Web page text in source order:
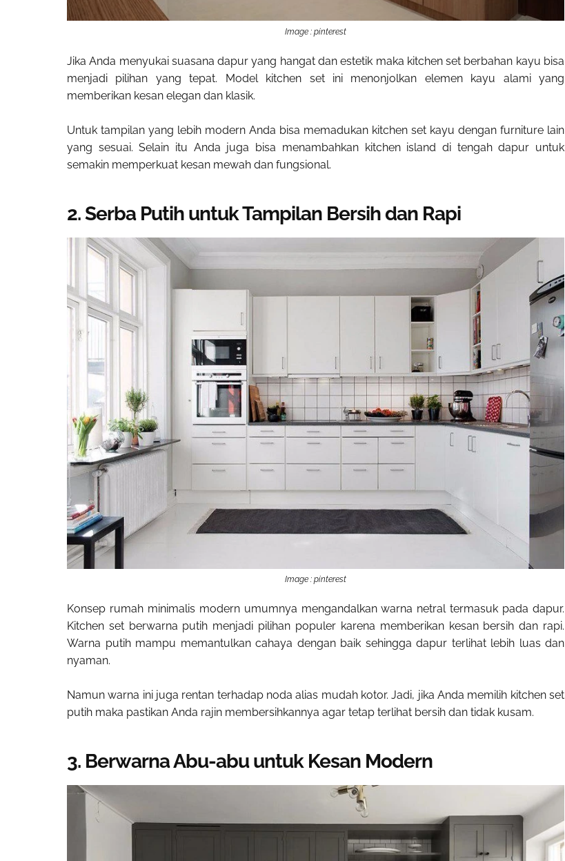
Image : pinterest
Jika Anda menyukai suasana dapur yang hangat dan estetik maka kitchen set berbahan kayu bisa
menjadi pilihan yang tepat. Model kitchen set ini menonjolkan elemen kayu alami yang
memberikan kesan elegan dan klasik.
Untuk tampilan yang lebih modern Anda bisa memadukan kitchen set kayu dengan furniture lain
yang sesuai. Selain itu Anda juga bisa menambahkan kitchen island di tengah dapur untuk
semakin memperkuat kesan mewah dan fungsional.
2. Serba Putih untuk Tampilan Bersih dan Rapi
Image : pinterest
Konsep rumah minimalis modern umumnya mengandalkan warna netral termasuk pada dapur.
Kitchen set berwarna putih menjadi pilihan populer karena memberikan kesan bersih dan rapi.
Warna putih mampu memantulkan cahaya dengan baik sehingga dapur terlihat lebih luas dan
nyaman.
Namun warna ini juga rentan terhadap noda alias mudah kotor. Jadi, jika Anda memilih kitchen set
putih maka pastikan Anda rajin membersihkannya agar tetap terlihat bersih dan tidak kusam.
3. Berwarna Abu-abu untuk Kesan Modern